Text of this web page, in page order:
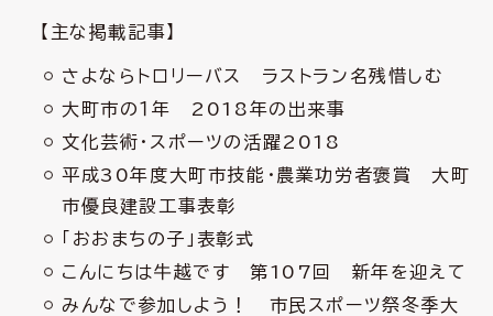
【主な掲載記事】
さよならトロリーバス ラストラン名残惜しむ
大町市の１年 2018年の出来事
文化芸術・スポーツの活躍2018
平成30年度大町市技能・農業功労者褒賞 大町
市優良建設工事表彰
「おおまちの子」表彰式
こんにちは牛越です 第107回 新年を迎えて
みんなで参加しよう！ 市民スポーツ祭冬季大